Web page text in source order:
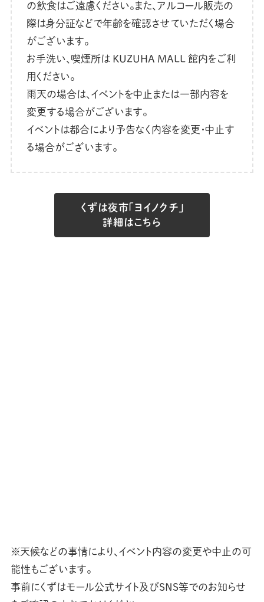
の飲食はご遠慮ください。また、アルコール販売の
際は身分証などで年齢を確認させていただく場合
がございます。
お手洗い、喫煙所は KUZUHA MALL 館内をご利
用ください。
雨天の場合は、イベントを中止または一部内容を
変更する場合がございます。
イベントは都合により予告なく内容を変更・中止す
る場合がございます。
くずは夜市「ヨイノクチ」
詳細はこちら
※天候などの事情により、イベント内容の変更や中止の可
能性もございます。
事前にくずはモール公式サイト及びSNS等でのお知らせ